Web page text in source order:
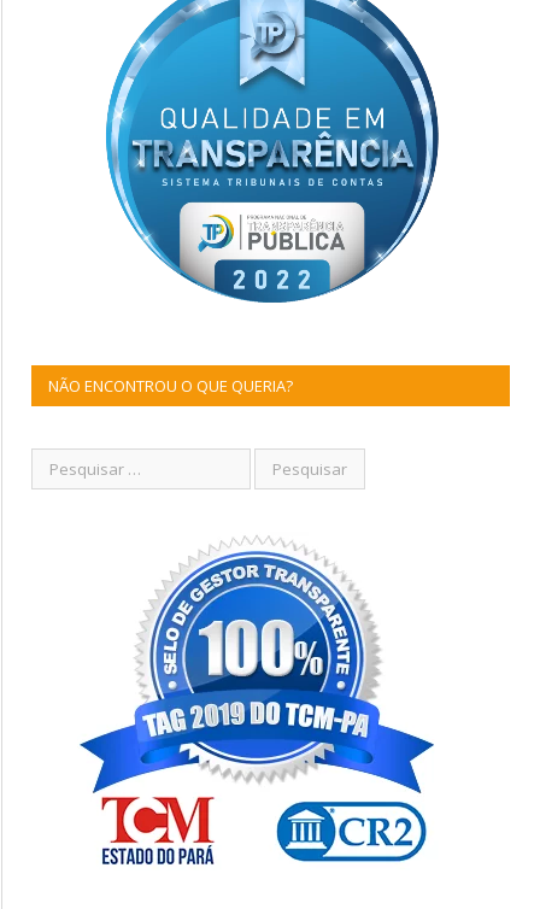
NÃO ENCONTROU O QUE QUERIA?